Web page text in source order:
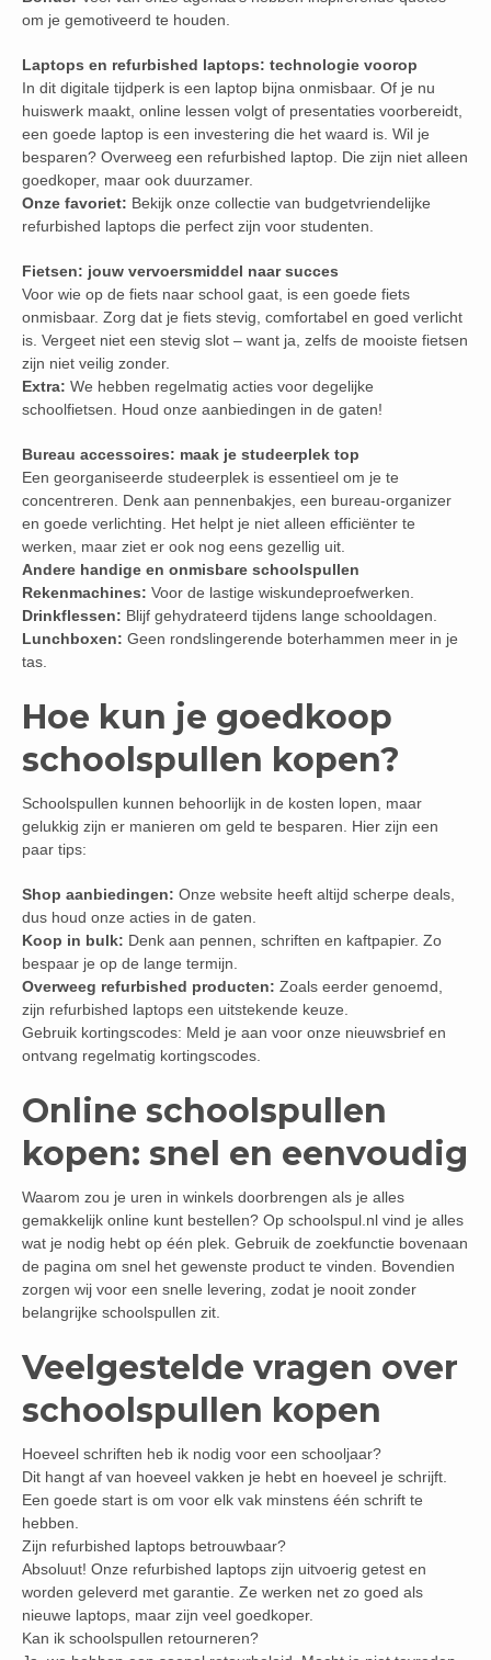
om je gemotiveerd te houden.
Laptops en refurbished laptops: technologie voorop
In dit digitale tijdperk is een laptop bijna onmisbaar. Of je nu
huiswerk maakt, online lessen volgt of presentaties voorbereidt,
een goede laptop is een investering die het waard is. Wil je
besparen? Overweeg een refurbished laptop. Die zijn niet alleen
goedkoper, maar ook duurzamer.
Onze favoriet: Bekijk onze collectie van budgetvriendelijke
refurbished laptops die perfect zijn voor studenten.
Fietsen: jouw vervoersmiddel naar succes
Voor wie op de fiets naar school gaat, is een goede fiets
onmisbaar. Zorg dat je fiets stevig, comfortabel en goed verlicht
is. Vergeet niet een stevig slot – want ja, zelfs de mooiste fietsen
zijn niet veilig zonder.
Extra: We hebben regelmatig acties voor degelijke
schoolfietsen. Houd onze aanbiedingen in de gaten!
Bureau accessoires: maak je studeerplek top
Een georganiseerde studeerplek is essentieel om je te
concentreren. Denk aan pennenbakjes, een bureau-organizer
en goede verlichting. Het helpt je niet alleen efficiënter te
werken, maar ziet er ook nog eens gezellig uit.
Andere handige en onmisbare schoolspullen
Rekenmachines: Voor de lastige wiskundeproefwerken.
Drinkflessen: Blijf gehydrateerd tijdens lange schooldagen.
Lunchboxen: Geen rondslingerende boterhammen meer in je
tas.
Hoe kun je goedkoop
schoolspullen kopen?
Schoolspullen kunnen behoorlijk in de kosten lopen, maar
gelukkig zijn er manieren om geld te besparen. Hier zijn een
paar tips:
Shop aanbiedingen: Onze website heeft altijd scherpe deals,
dus houd onze acties in de gaten.
Koop in bulk: Denk aan pennen, schriften en kaftpapier. Zo
bespaar je op de lange termijn.
Overweeg refurbished producten: Zoals eerder genoemd,
zijn refurbished laptops een uitstekende keuze.
Gebruik kortingscodes: Meld je aan voor onze nieuwsbrief en
ontvang regelmatig kortingscodes.
Online schoolspullen
kopen: snel en eenvoudig
Waarom zou je uren in winkels doorbrengen als je alles
gemakkelijk online kunt bestellen? Op schoolspul.nl vind je alles
wat je nodig hebt op één plek. Gebruik de zoekfunctie bovenaan
de pagina om snel het gewenste product te vinden. Bovendien
zorgen wij voor een snelle levering, zodat je nooit zonder
belangrijke schoolspullen zit.
Veelgestelde vragen over
schoolspullen kopen
Hoeveel schriften heb ik nodig voor een schooljaar?
Dit hangt af van hoeveel vakken je hebt en hoeveel je schrijft.
Een goede start is om voor elk vak minstens één schrift te
hebben.
Zijn refurbished laptops betrouwbaar?
Absoluut! Onze refurbished laptops zijn uitvoerig getest en
worden geleverd met garantie. Ze werken net zo goed als
nieuwe laptops, maar zijn veel goedkoper.
Kan ik schoolspullen retourneren?